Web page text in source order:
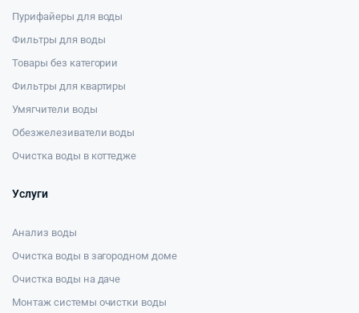
Пурифайеры для воды
Фильтры для воды
Товары без категории
Фильтры для квартиры
Умягчители воды
Обезжелезиватели воды
Очистка воды в коттедже
Услуги
Анализ воды
Очистка воды в загородном доме
Очистка воды на даче
Монтаж системы очистки воды